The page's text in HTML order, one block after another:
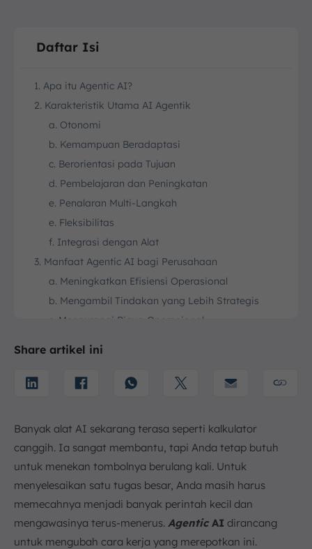
Daftar Isi
1. Apa itu Agentic AI?
2. Karakteristik Utama AI Agentik
a. Otonomi
b. Kemampuan Beradaptasi
c. Berorientasi pada Tujuan
d. Pembelajaran dan Peningkatan
e. Penalaran Multi-Langkah
e. Fleksibilitas
f. Integrasi dengan Alat
3. Manfaat Agentic AI bagi Perusahaan
a. Meningkatkan Efisiensi Operasional
b. Mengambil Tindakan yang Lebih Strategis
c. Mengurangi Biaya Operasional
f. Inovasi dan Peningkatan Daya Saing
6. Contoh Penerapan Agentic AI dalam Bisnis
a. Keuangan
b. Pelayanan Pelanggan
c. Pelayanan Kesehatan
e. Perencanaan Perjalanan
Share artikel ini
Banyak alat AI sekarang terasa seperti kalkulator
canggih. Ia sangat membantu, tapi Anda tetap butuh
untuk menekan tombolnya berulang kali. Untuk
menyelesaikan satu tugas besar, Anda masih harus
memecahnya menjadi banyak perintah kecil dan
mengawasinya terus-menerus. AgenticAI dirancang
untuk mengubah cara kerja yang merepotkan ini.